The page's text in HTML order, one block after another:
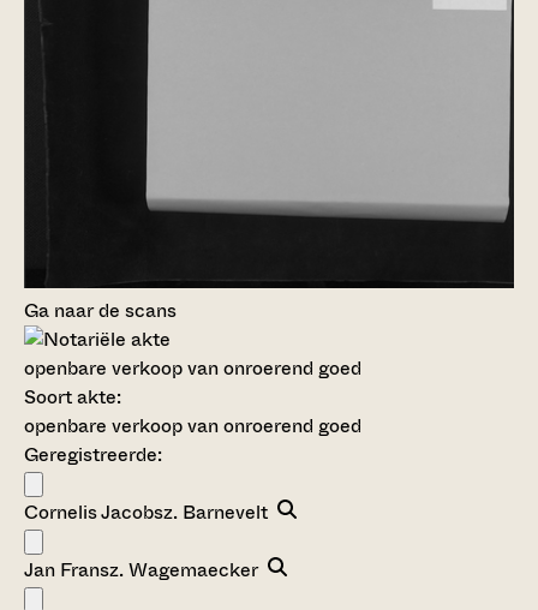
Ga naar de scans
openbare verkoop van onroerend goed
Soort akte:
openbare verkoop van onroerend goed
Geregistreerde:
Cornelis Jacobsz. Barnevelt
Jan Fransz. Wagemaecker